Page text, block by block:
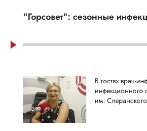
"Горсовет": сезонные
В гостях врач-
им.